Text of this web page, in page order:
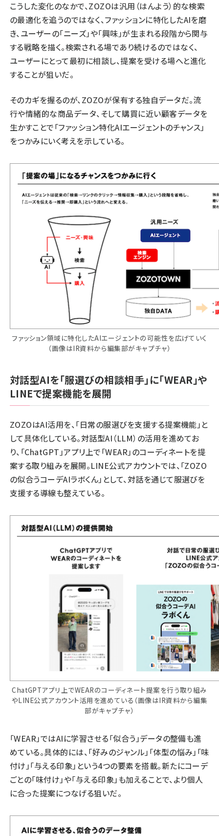
こうした変化のなかで、ZOZOは汎用（はんよう）的な検索
の最適化を追うのではなく、ファッションに特化したAIを磨
き、ユーザーの「ニーズ」や「興味」が生まれる段階から関与
する戦略を描く。検索される場であり続けるのではなく、
ユーザーにとって最初に相談し、提案を受ける場へと進化
することが狙いだ。
そのカギを握るのが、ZOZOが保有する独自データだ。流
行や情緒的な商品データ、そして購買に近い顧客データを
生かすことで「ファッション特化AIエージェントのチャンス」
をつかみにいく考えを示している。
ファッション領域に特化したAIエージェントの可能性を広げていく
（画像はIR資料から編集部がキャプチャ）
対話型AIを「服選びの相談相手」に「WEAR」や
LINEで提案機能を展開
ZOZOはAI活用を、「日常の服選びを支援する提案機能」と
して具体化している。対話型AI（LLM）の活用を進めてお
り、「ChatGPT」アプリ上で「WEAR」のコーディネートを提
案する取り組みを展開。LINE公式アカウントでは、「ZOZO
の似合うコーデAIラボくん」として、対話を通じて服選びを
支援する導線も整えている。
ChatGPTアプリ上でWEARのコーディネート提案を行う取り組み
やLINE公式アカウント活用を進めている（画像はIR資料から編集
部がキャプチャ）
「WEAR」ではAIに学習させる「似合う」データの整備も進
めている。具体的には、「好みのジャンル」「体型の悩み」「味
付け」「与える印象」という4つの要素を搭載。新たにコーデ
ごとの「味付け」や「与える印象」も加えることで、より個人
に合った提案につなげる狙いだ。